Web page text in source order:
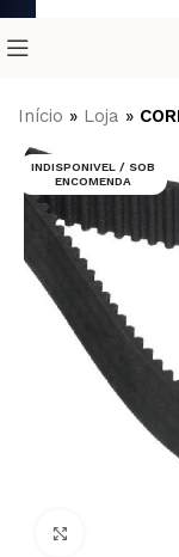
Início » Loja »
INDISPONIVEL / SOB
ENCOMENDA